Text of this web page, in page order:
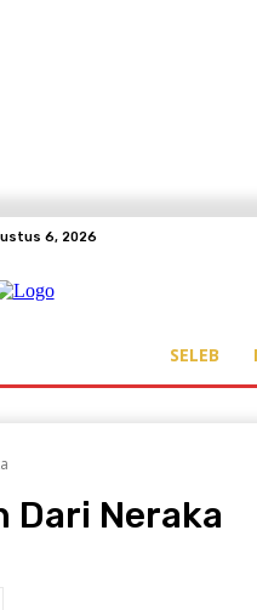
6, 2026
SELEB
Dari Neraka